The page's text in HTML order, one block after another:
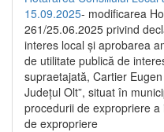
15.09.2025- modificarea
261/25.06.2025 privind
interes local și aprobarea
de utilitate publică de
supraetajată, Cartier
Județul Olt”, situat în
procedurii de expropriere
de expropriere